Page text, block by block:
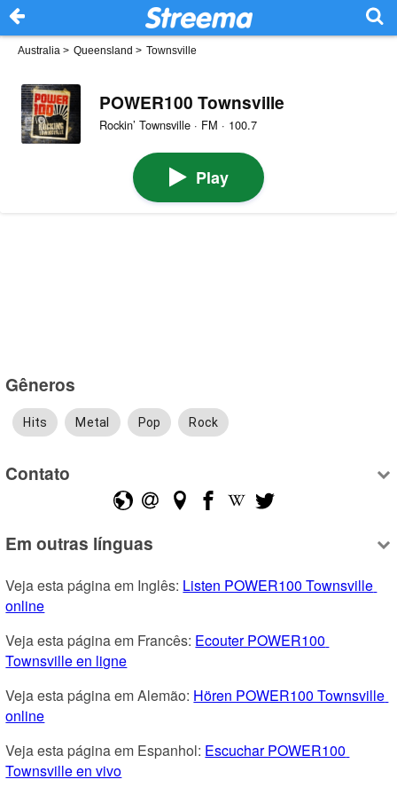
Australia > Queensland > Townsville
POWER100 Townsville
Rockin’ Townsville · FM · 100.7
Play
Gêneros
Hits Metal Pop Rock
Contato
Em outras línguas
Veja esta página em Inglês: Listen POWER100 Townsville
online
Veja esta página em Francês: Ecouter POWER100
Townsville en ligne
Veja esta página em Alemão: Hören POWER100 Townsville
online
Veja esta página em Espanhol: Escuchar POWER100
Townsville en vivo